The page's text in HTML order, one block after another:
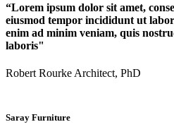
“Lorem ipsum dolor sit amet,
eiusmod tempor incididunt ut
enim ad minim veniam, quis
laboris"
Robert Rourke Architect, PhD
Saray Furniture